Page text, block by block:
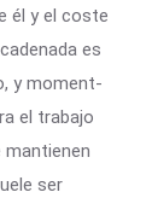
él y el coste
es
y moment-
el trabajo
mantienen
ser